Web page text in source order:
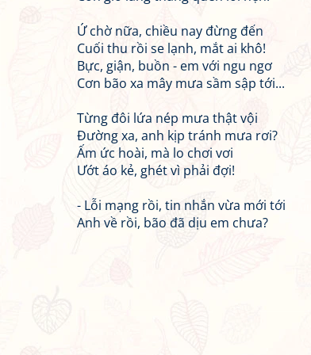
Ứ chờ nữa, chiều nay đừng đến
Cuối thu rồi se lạnh, mắt ai khô!
Bực, giận, buồn - em với ngu ngơ
Cơn bão xa mây mưa sầm sập tới...
Từng đôi lứa nép mưa thật vội
Đường xa, anh kịp tránh mưa rơi?
Ấm ức hoài, mà lo chơi vơi
Ướt áo kẻ, ghét vì phải đợi!
- Lỗi mạng rồi, tin nhắn vừa mới tới
Anh về rồi, bão đã dịu em chưa?